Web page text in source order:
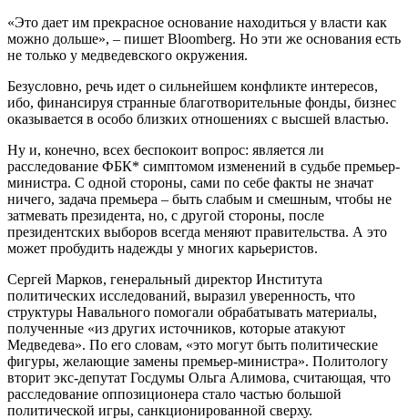
«Это дает им прекрасное основание находиться у власти как
можно дольше», – пишет Bloomberg. Но эти же основания есть
не только у медведевского окружения.
Безусловно, речь идет о сильнейшем конфликте интересов,
ибо, финансируя странные благотворительные фонды, бизнес
оказывается в особо близких отношениях с высшей властью.
Ну и, конечно, всех беспокоит вопрос: является ли
расследование ФБК* симптомом изменений в судьбе премьер-
министра. С одной стороны, сами по себе факты не значат
ничего, задача премьера – быть слабым и смешным, чтобы не
затмевать президента, но, с другой стороны, после
президентских выборов всегда меняют правительства. А это
может пробудить надежды у многих карьеристов.
Сергей Марков, генеральный директор Института
политических исследований, выразил уверенность, что
структуры Навального помогали обрабатывать материалы,
полученные «из других источников, которые атакуют
Медведева». По его словам, «это могут быть политические
фигуры, желающие замены премьер-министра». Политологу
вторит экс-депутат Госдумы Ольга Алимова, считающая, что
расследование оппозиционера стало частью большой
политической игры, санкционированной сверху.